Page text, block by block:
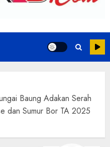
Baung Adakan Serah
dan Sumur Bor TA 2025